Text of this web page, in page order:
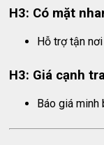
H3: Có mặt
Hỗ trợ tận
H3: Giá cạnh
Báo giá minh